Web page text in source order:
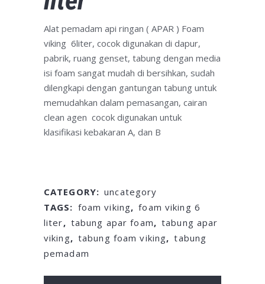
Alat pemadam api ringan ( APAR ) Foam
viking 6liter, cocok digunakan di dapur,
pabrik, ruang genset, tabung dengan media
isi foam sangat mudah di bersihkan, sudah
dilengkapi dengan gantungan tabung untuk
memudahkan dalam pemasangan, cairan
clean agen cocok digunakan untuk
klasifikasi kebakaran A, dan B
CATEGORY: uncategory
TAGS: foam viking, foam viking 6
liter, tabung apar foam, tabung apar
viking, tabung foam viking, tabung
pemadam